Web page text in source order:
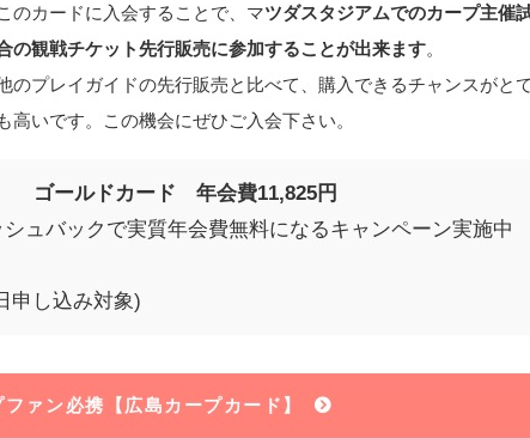
このカードに入会することで、マツダスタジアムでのカープ主催
の観戦チケット先行販売に参加することが出来ます。
のプレイガイドの先行販売と比べて、購入できるチャンスがとて
も高いです。この機会にぜひご入会下さい。
ールドカード 年会費11,825円
ュバックで実質年会費無料になるキャンペーン実施中
申し込み対象)
ファン必携【広島カープカード】